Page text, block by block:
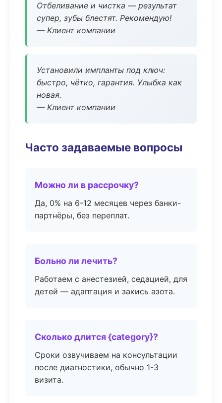
Отбеливание и чистка — результат
супер, зубы блестят. Рекомендую!
— Клиент компании
Установили импланты под ключ:
быстро, чётко, гарантия. Улыбка как
новая.
— Клиент компании
Часто задаваемые вопросы
Можно ли в рассрочку?
Да, 0% на 6-12 месяцев через банки-
партнёры, без переплат.
Больно ли лечить?
Работаем с анестезией, седацией, для
детей — адаптация и закись азота.
Сколько длится {category}?
Сроки озвучиваем на консультации
после диагностики, обычно 1-3
визита.